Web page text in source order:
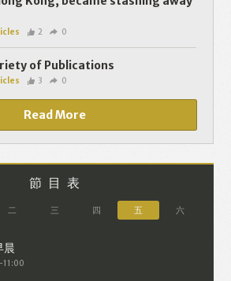
的 究調查。所得資料亦只會
用途。除非所作用途為法例
規定，否則未經你事先同
資料不會作其他用途。如果
資料，即表示您同意我們將
儲存。 熱血時報會根據用戶
的標準），而發送目標廣
你與廣告作出互動或觀看一
向廣告客戶提供任何用戶的
如果你觀看或與該廣告作出
你同意廣告客戶有可能假設
2 0
of Publications
3 0
Read More
節目表
二 三 四 五 六